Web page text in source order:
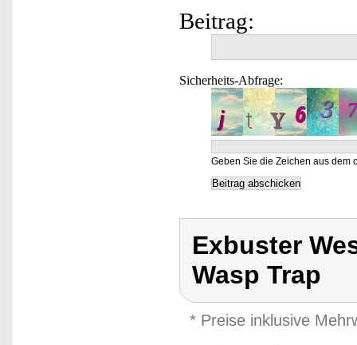
Beitrag:
Sicherheits-Abfrage:
Geben Sie die Zeichen aus dem
Exbuster
Wasp Trap
* Preise inklusive